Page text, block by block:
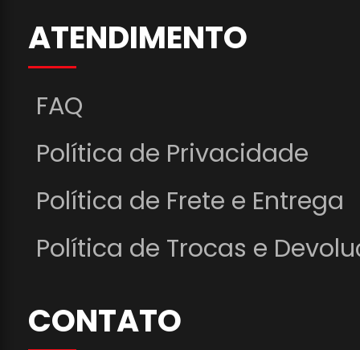
ATENDIMENTO
FAQ
Política de Privacidade
Política de Frete e Entrega
Política de Trocas e
CONTATO